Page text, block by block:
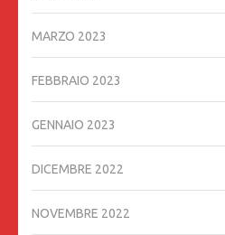
MARZO 2023
FEBBRAIO 2023
GENNAIO 2023
DICEMBRE 2022
NOVEMBRE 2022